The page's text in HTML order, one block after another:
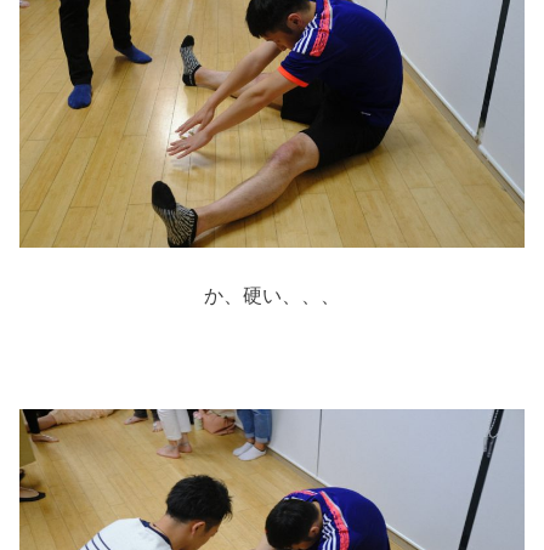
か、硬い、、、